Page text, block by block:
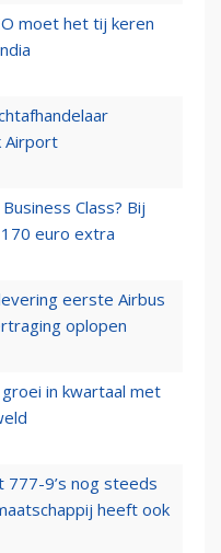
moet het tij keren
Airport
Class? Bij
euro extra
eerste Airbus
oplopen
in kwartaal met
777-9’s nog steeds
heeft ook